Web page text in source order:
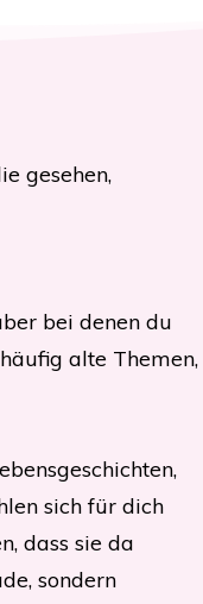
gesehen,
bei denen du
alte Themen,
sich für dich
dass sie da
sondern